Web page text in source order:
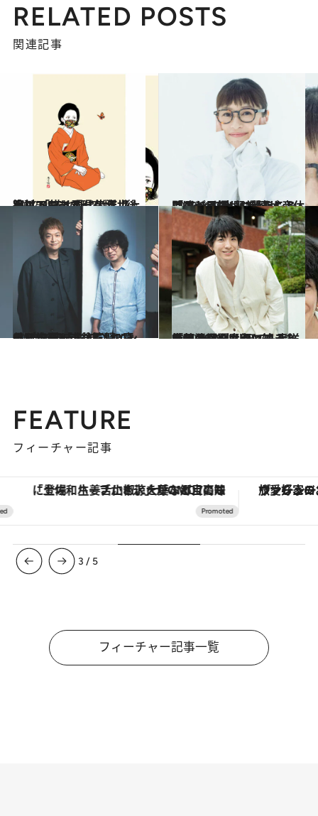
RELATED POSTS
関連記事
2022.9.19
東村アキコの現在地【後篇】 NFTは現代の浮世絵！ 「描くのに半年以上かけています」
カルチャー 2022.9.27
「連ドラでいい役をもらうのが目標」 “仕事人間”だった水野美紀が 産休に入って気がついたこと
カルチャー
2022.9.27
香取慎吾＆市井監督インタビュー 「主人公は“ほぼ”当て書き」 二人の意外な本音も【後篇】
カルチャー 2022.9.22
前田公輝をもっと知るためのQ&A砂川智でも轟洋介でもない素顔に迫る 「朝の日課はクロレラと鮭茶漬け」
カルチャー
FEATURE
フィーチャー記事
「土佐和ハーブかき氷」がOMO7高知に登場！生姜、山椒、大葉など目にも舌にも涼を呼ぶ郷土の味 ヴァシュロン・コンスタンタ
3 / 5
フィーチャー記事一覧